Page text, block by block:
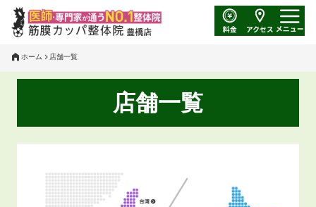
ホーム 店舗一覧
店舗一覧